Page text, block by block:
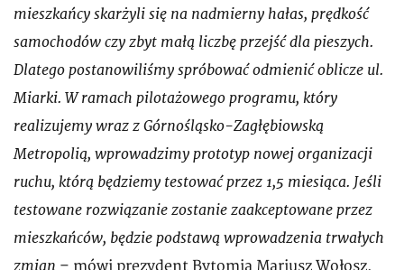
mieszkańcy skarżyli się na nadmierny hałas, prędkość
samochodów czy zbyt małą liczbę przejść dla pieszych.
Dlatego postanowiliśmy spróbować odmienić oblicze ul.
Miarki. W ramach pilotażowego programu, który
realizujemy wraz z Górnośląsko-Zagłębiowską
Metropolią, wprowadzimy prototyp nowej organizacji
ruchu, którą będziemy testować przez 1,5 miesiąca. Jeśli
testowane rozwiązanie zostanie zaakceptowane przez
mieszkańców, będzie podstawą wprowadzenia trwałych
zmian